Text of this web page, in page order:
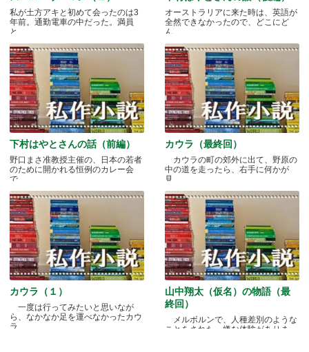
私が土方アキと初めて会ったのは3
年前。通勤電車の中だった。満員
と.....
オーストラリアに来た時は、英語が
全然できなかったので、どこにど
ん.....
下村はやとさんの話（前編）
野口まさ准教授主催の、日本の若者
のために開かれる恒例のカレー会
で.....
カウラ（最終回）
カウラの町の郊外に出て、野原の
中の道を走ったら、右手に何かが
見.....
カウラ（１）
一度は行ってみたいと思いなが
ら、なかなか足を運べなかったカウ
ラ.....
山中翔太（仮名）の物語（最
終回）
メルボルンで、人種差別のような
ことをされた、嫌な体験がありま